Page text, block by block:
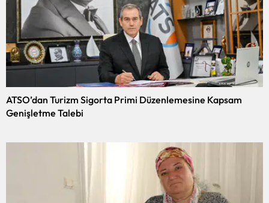
ATSO’dan Turizm Sigorta Primi Düzenlemesine Kapsam
Genişletme Talebi